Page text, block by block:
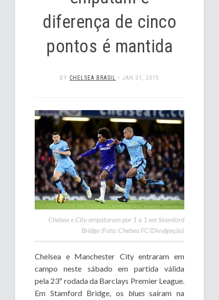
diferença de cinco
pontos é mantida
BY CHELSEA BRASIL • JAN 31, 2015
Chelsea e City empataram por 1 a 1 em Stamford
Bridge (Foto: Chelsea FC/Divulgação)
Chelsea e Manchester City entraram em
campo neste sábado em partida válida
pela 23ª rodada da Barclays Premier League.
Em Stamford Bridge, os bluessaíram na